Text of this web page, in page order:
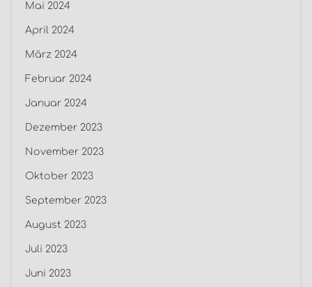
Mai 2024
April 2024
März 2024
Februar 2024
Januar 2024
Dezember 2023
November 2023
Oktober 2023
September 2023
August 2023
Juli 2023
Juni 2023